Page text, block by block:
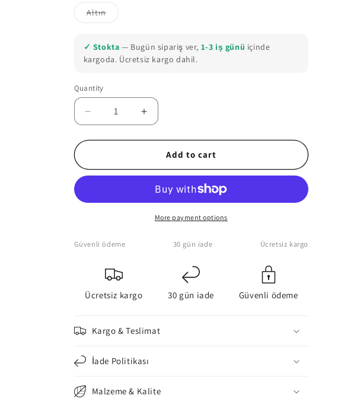
Altın
Variant
or
unavailable
✓ Stokta — Bugün sipariş ver, 1-3 iş günü içinde
kargoda. Ücretsiz kargo dahil.
Quantity
Quantity
Decrease
quantity
for
Of
Tsushima
Canvas
Wall
Increase
quantity
for
Ghost
Of
Tsushima
Game
Canvas
Art
Add to cart
More payment options
Güvenli ödeme 30 gün iade Ücretsiz kargo
Ücretsiz kargo 30 gün iade Güvenli ödeme
Kargo & Teslimat
İade Politikası
Malzeme & Kalite